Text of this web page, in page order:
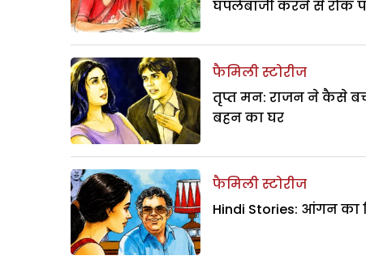
घपलेबाजी करने से रोक
फैमिली स्टोरीज
तृप्त मन: राजन ने कैसे
बहन का घर
फैमिली स्टोरीज
Hindi Stories: आंगन का